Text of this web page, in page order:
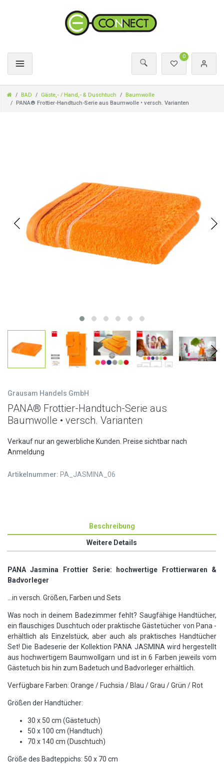
0
BAD Gäste,- / Hand,- & Duschtuch
Baumwolle
PANA® Frottier-Handtuch-Serie aus Baumwolle • versch. Varianten
Grausam Handels GmbH
PANA® Frottier-Handtuch-Serie aus
Baumwolle • versch. Varianten
Verkauf nur an gewerbliche Kunden. Preise sichtbar nach
Anmeldung
Artikelnummer: PA_JASMINA_06
Beschreibung
Weitere Details
PANA Jasmina Frottier Serie: hochwertige Frottierwaren &
Badvorleger
...in versch. Größen, Farben und Sets
Was noch in deinem Badezimmer fehlt? Saugfähige Handtücher,
ein flauschiges Duschtuch oder praktische Gästetücher von Pana -
erhältlich als Einzelstück, aber auch als praktisches Handtücher
Set! Die Badeserie der Kollektion PANA JASMINA wird hergestellt
aus hochwertigem Baumwollgarn und ist in 6 Farben jeweils vom
Gästetuch bis hin zum Badetuch und Badvorleger erhältlich.
Verfügbare Farben: Orange / Fuchsia / Blau / Grau / Grün / Rot
Größen der Handtücher:
30 x 50 cm (Gästetuch)
50 x 100 cm (Handtuch)
70 x 140 cm (Duschtuch)
Größe des Badteppichs: 50 x 70 cm